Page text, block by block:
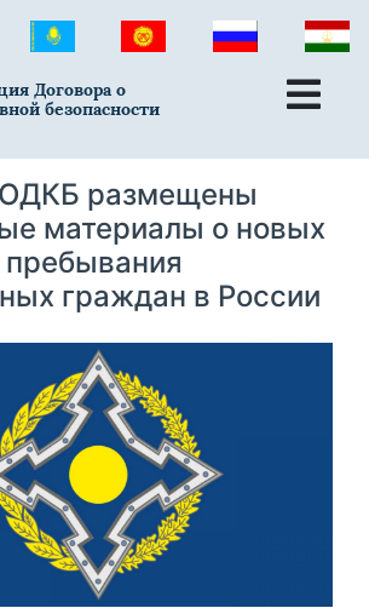
Договора о
безопасности
ОДКБ размещены
материалы о новых
пребывания
граждан в России